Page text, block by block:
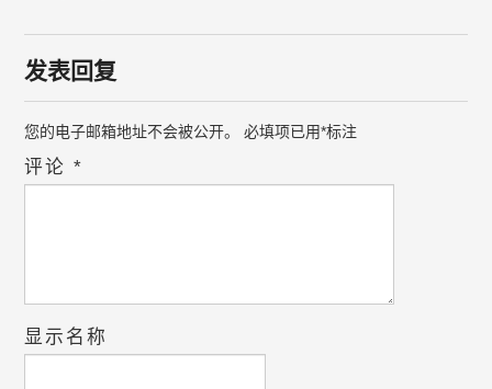
发表回复
您的电子邮箱地址不会被公开。 必填项已用*标注
评论*
显示名称